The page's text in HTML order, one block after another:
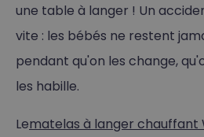
une table à langer ! Un
vite : les bébés ne restent
pendant qu'on les change,
les habille.
Lematelas à langer chauffant